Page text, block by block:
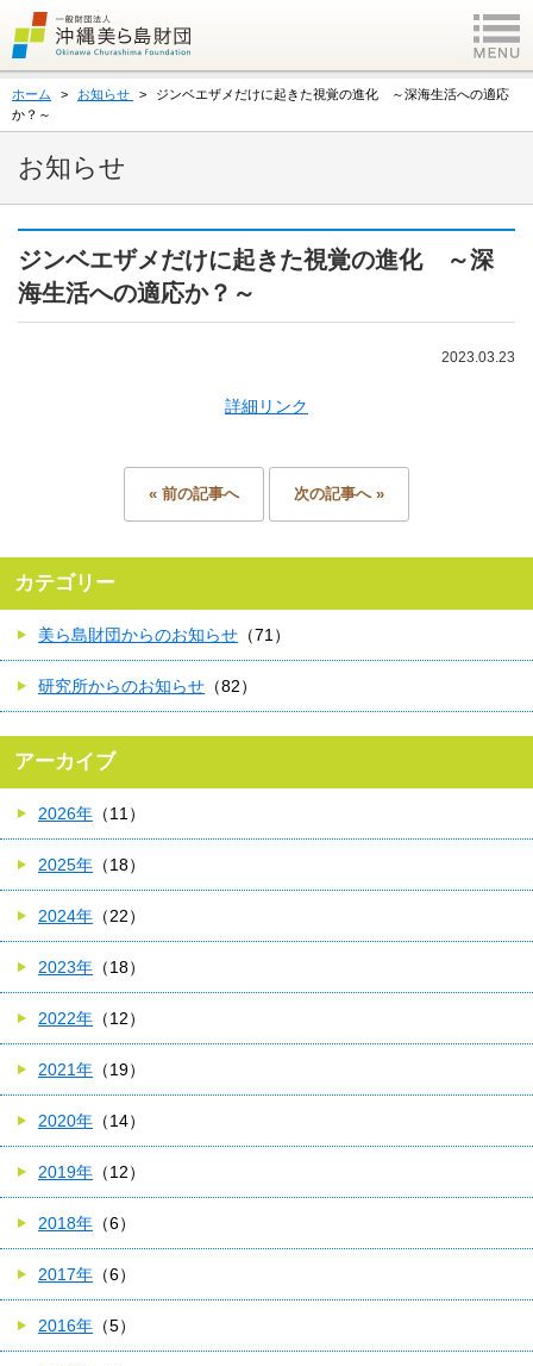
ホーム お知らせ
ジンベエザメだけに起きた視覚の進化 ～深海生活への適応
か？～
お知らせ
ジンベエザメだけに起きた視覚の進化 ～深
海生活への適応か？～
2023.03.23
詳細リンク
« 前の記事へ 次の記事へ »
カテゴリー
美ら島財団からのお知らせ （71）
研究所からのお知らせ （82）
アーカイブ
2026年 （11）
2025年 （18）
2024年 （22）
2023年 （18）
2022年 （12）
2021年 （19）
2020年 （14）
2019年 （12）
2018年 （6）
2017年 （6）
2016年 （5）